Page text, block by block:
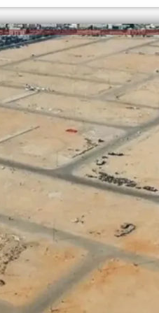
الكاتبة إلهام شرشر تهنئ الرئيس
السيسي بعيد ميلاده وتُشيد بجهوده
في بناء الدولة